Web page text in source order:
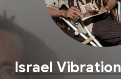
Israel Vibration